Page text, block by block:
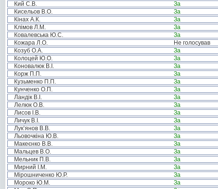
Кий С.В.
За
Кисельов В.О.
За
Кінах А.К.
За
Клімов Л.М.
За
Ковалевська Ю.С.
За
Кожара Л.О.
Не голосував
Козуб О.А.
За
Колоцей Ю.О.
За
Коновалюк В.І.
За
Корж П.П.
За
Кузьменко П.П.
За
Кунченко О.П.
За
Ландік В.І.
За
Лелюк О.В.
За
Лисов І.В.
За
Личук В.І.
За
Лук’янов В.В.
За
Льовочкіна Ю.В.
За
Макеєнко В.В.
За
Мальцев В.О.
За
Мельник П.В.
За
Мирний І.М.
За
Мірошниченко Ю.Р.
За
Мороко Ю.М.
За